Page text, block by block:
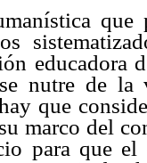
que
educadora
nutre de la
que
marco del
para que